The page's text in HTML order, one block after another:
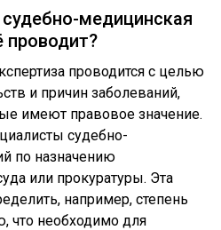
медицинская
проводит?
проводится с целью
и причин заболеваний,
имеют правовое значение.
судебно-
по назначению
или прокуратуры. Эта
например, степень
что необходимо для